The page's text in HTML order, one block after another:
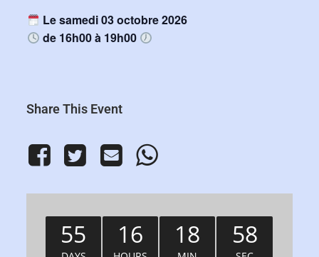
Le samedi 03 octobre 2026
de 16h00 à 19h00
Share This Event
55 16 18 57